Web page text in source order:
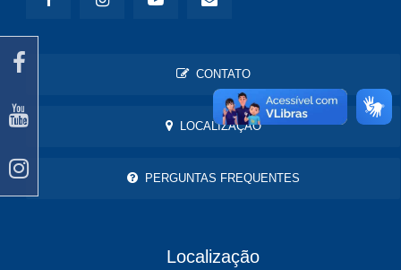
CONTATO
LOCALIZAÇÃO
PERGUNTAS FREQUENTES
Localização